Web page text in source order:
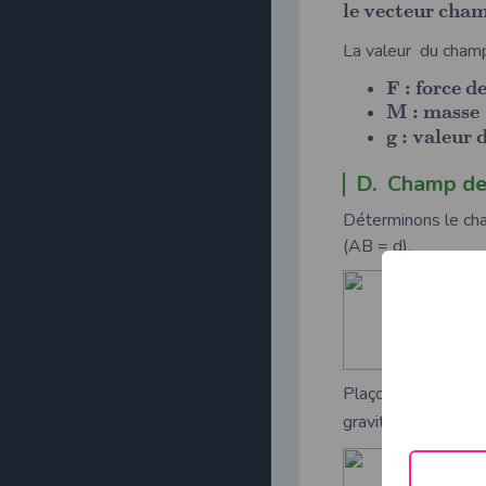
levecteur cha
La valeur du
F : forcede
M : masse
g : valeur
D. Champ
Déterminons le
(AB = d).
Plaçons en B un
gravitation,